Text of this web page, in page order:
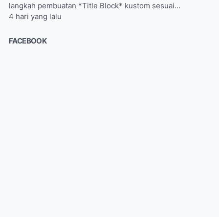
langkah pembuatan *Title Block* kustom sesuai...
4 hari yang lalu
FACEBOOK